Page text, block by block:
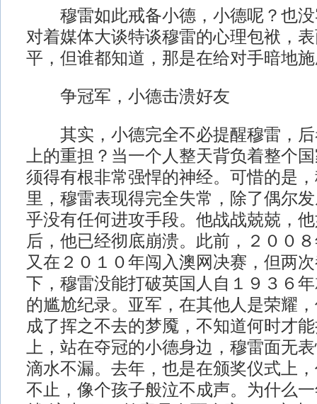
穆雷如此戒备小德，小德呢？也没
对着媒体大谈特谈穆雷的心理包袱，
平，但谁都知道，那是在给对手暗地
争冠军，小德击溃好友
其实，小德完全不必提醒穆雷，后
上的重担？当一个人整天背负着整个
须得有根非常强悍的神经。可惜的是
里，穆雷表现得完全失常，除了偶尔
乎没有任何进攻手段。他战战兢兢，
后，他已经彻底崩溃。此前，２００
又在２０１０年闯入澳网决赛，但两
下，穆雷没能打破英国人自１９３６
的尴尬纪录。亚军，在其他人是荣耀
成了挥之不去的梦魇，不知道何时才
上，站在夺冠的小德身边，穆雷面无
滴水不漏。去年，也是在颁奖仪式上
不止，像个孩子般泣不成声。为什么